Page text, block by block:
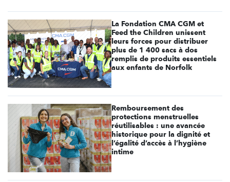
La Fondation CMA CGM et
Feed the Children unissent
leurs forces pour distribuer
plus de 1 400 sacs à dos
remplis de produits essentiels
aux enfants de Norfolk
Remboursement des
protections menstruelles
réutilisables : une avancée
historique pour la dignité et
l’égalité d’accès à l’hygiène
intime